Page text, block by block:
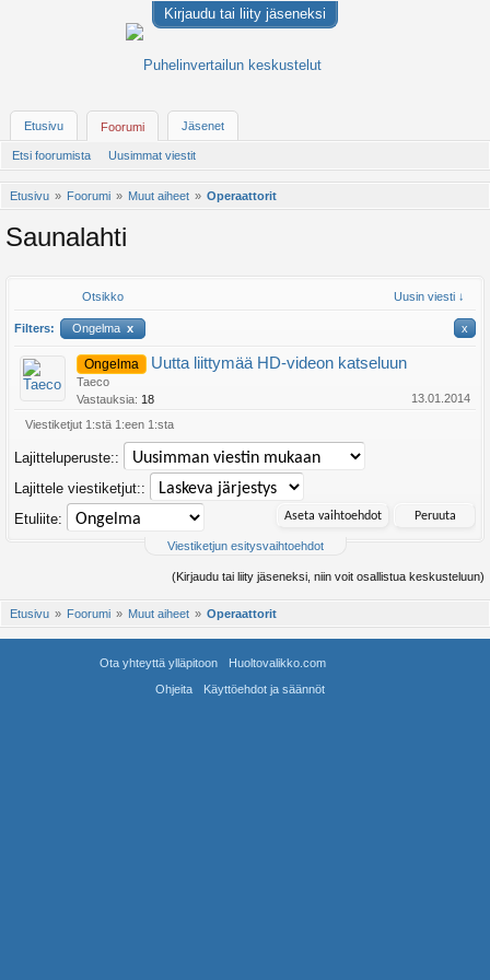
Kirjaudu tai liity jäseneksi
Etusivu Foorumi
Etsi foorumista Uusimmat viestit
Jäsenet
Etusivu Foorumi Muut aiheet Operaattorit
Saunalahti
Otsikko Uusin viesti ↓
Filters: Ongelma x x
Ongelma Uutta liittymää HD-videon katseluun
Taeco
Vastauksia: 18
13.01.2014
Viestiketjut 1:stä 1:een 1:sta
Viestiketjun esitysvaihtoehdot
Lajitteluperuste::
Lajittele viestiketjut::
Etuliite:
(Kirjaudu tai liity jäseneksi, niin voit osallistua keskusteluun)
Etusivu Foorumi Muut aiheet Operaattorit
Ota yhteyttä ylläpitoon
Huoltovalikko.com
Ohjeita
Käyttöehdot ja säännöt